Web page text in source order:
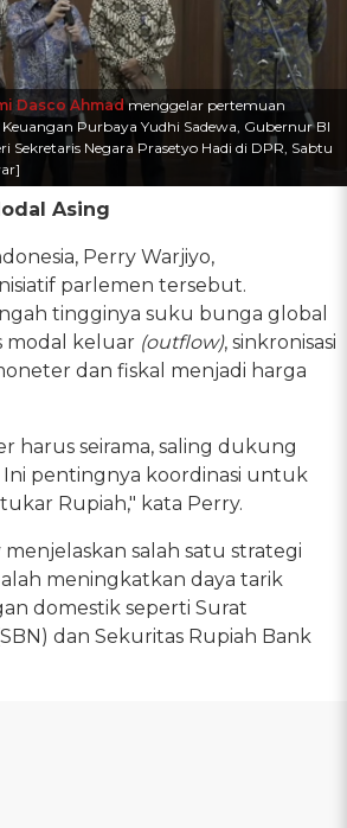
Dasco Ahmadmenggelar pertemuan
Purbaya Yudhi Sadewa, Gubernur BI
Sekretaris Negara Prasetyo Hadi di DPR, Sabtu
Asing
Perry Warjiyo,
parlemen tersebut.
tingginya suku bunga global
modal keluar (outflow), sinkronisasi
dan fiskal menjadi harga
harus seirama, saling dukung
pentingnya koordinasi untuk
Rupiah," kata Perry.
salah satu strategi
meningkatkan daya tarik
domestik seperti Surat
dan Sekuritas Rupiah Bank